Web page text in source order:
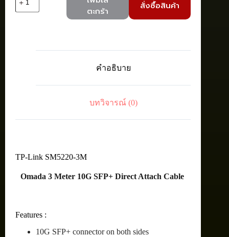
TP-
ตะกร้า
สั่งซื้อสินค้า
คำอธิบาย
บทวิจารณ์ (0)
TP-Link SM5220-3M
Omada 3 Meter 10G SFP+ Direct Attach Cable
Features :
10G SFP+ connector on both sides